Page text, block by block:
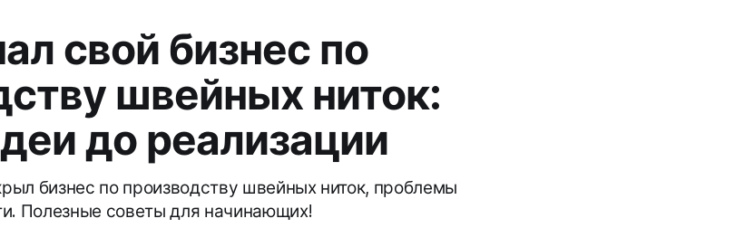
свой бизнес по
швейных ниток:
до реализации
бизнес по производству швейных ниток, проблемы
Полезные советы для начинающих!